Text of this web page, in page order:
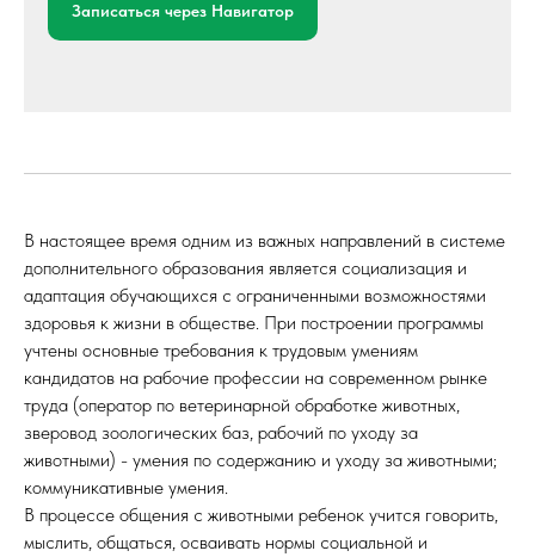
Записаться через Навигатор
В настоящее время одним из важных направлений в системе
дополнительного образования является социализация и
адаптация обучающихся с ограниченными возможностями
здоровья к жизни в обществе. При построении программы
учтены основные требования к трудовым умениям
кандидатов на рабочие профессии на современном рынке
труда (оператор по ветеринарной обработке животных,
зверовод зоологических баз, рабочий по уходу за
животными) - умения по содержанию и уходу за животными;
коммуникативные умения.
В процессе общения с животными ребенок учится говорить,
мыслить, общаться, осваивать нормы социальной и